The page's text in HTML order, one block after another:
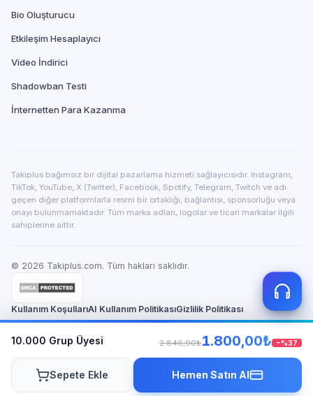
10.000 Grup Üyesi 2.846,90₺1.800,00₺ −%37
Sepete Ekle Hemen Satın Al
Bio Oluşturucu
Etkileşim Hesaplayıcı
Video İndirici
Shadowban Testi
İnternetten Para Kazanma
Takiplus bağımsız bir dijital pazarlama hizmeti sağlayıcısıdır. Instagram,
TikTok, YouTube, X (Twitter), Facebook, Spotify, Telegram, Twitch ve adı
geçen diğer platformlarla resmi bir ortaklığı, bağlantısı, sponsorluğu veya
onayı bulunmamaktadır. Tüm marka adları, logolar ve ticari markalar ilgili
sahiplerine aittir.
© 2026 Takiplus.com. Tüm hakları saklıdır.
Kullanım KoşullarıAI Kullanım PolitikasıGizlilik Politikası
KVKK Aydınlatmaİade ve Geri Ödeme HakkımızdaGüven Merkezi
İletişim llms.txt llms-full.txt